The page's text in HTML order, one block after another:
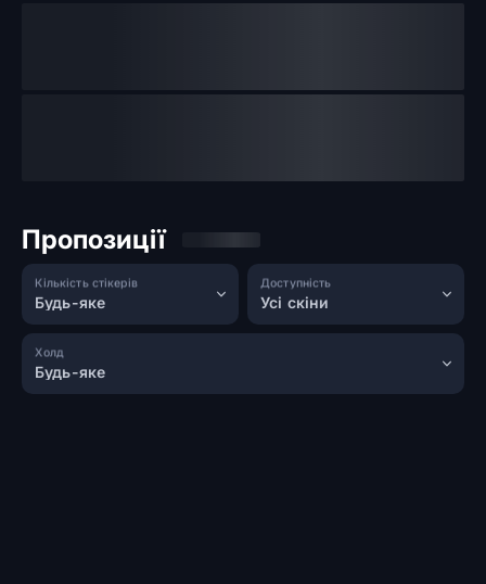
Пропозиції
Будь-яке
Кількість стікерів
Усі скіни
Доступність
Будь-яке
Холд